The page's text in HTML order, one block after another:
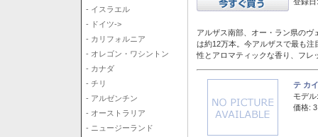
- イスラエル
- ドイツ->
- カリフォルニア
- オレゴン・ワシントン
- カナダ
- チリ
- アルゼンチン
- オーストラリア
- ニュージーランド
アルザス南部、オー・ラン県の
は約12万本。今アルザスで最も
性とアロマティックな香り、フレ
テ カ
モデル:
価格: